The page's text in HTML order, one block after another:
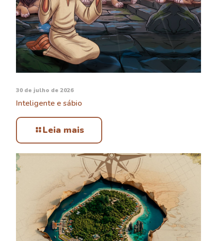
30 de julho de 2026
Inteligente e sábio
Leia mais